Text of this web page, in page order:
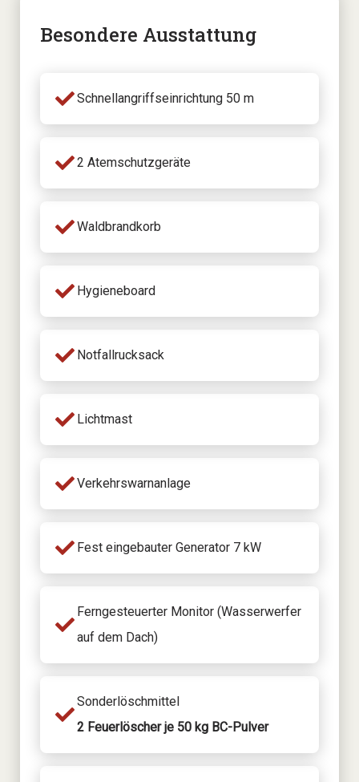
Besondere Ausstattung
Schnellangriffseinrichtung 50 m
2 Atemschutzgeräte
Waldbrandkorb
Hygieneboard
Notfallrucksack
Lichtmast
Verkehrswarnanlage
Fest eingebauter Generator 7 kW
Ferngesteuerter Monitor (Wasserwerfer
auf dem Dach)
Sonderlöschmittel
2 Feuerlöscher je 50 kg BC-Pulver